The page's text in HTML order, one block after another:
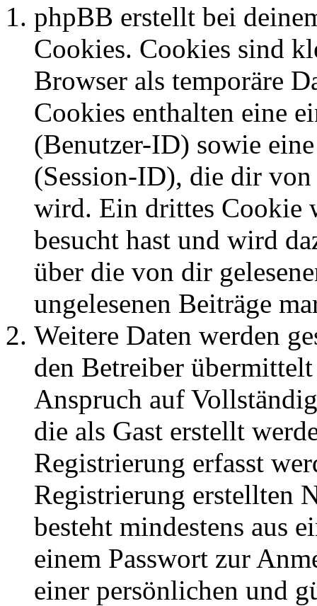
phpBB erstellt bei
Cookies. Cookies sind
Browser als temporäre
Cookies enthalten eine
(Benutzer-ID) sowie
(Session-ID), die dir
wird. Ein drittes Cookie
besucht hast und wird
über die von dir
ungelesenen Beiträge
Weitere Daten werden
den Betreiber
Anspruch auf
die als Gast erstellt
Registrierung erfasst
Registrierung erstellten
besteht mindestens aus
einem Passwort zur
einer persönlichen und